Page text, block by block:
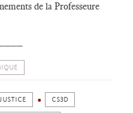
de la Professeure
CS3D